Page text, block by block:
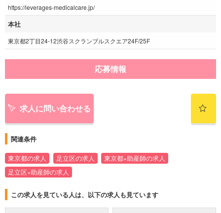
https://leverages-medicalcare.jp/
本社
東京都2丁目24-12渋谷スクランブルスクエア24F/25F
応募情報
求人に問い合わせる
関連条件
東京都の求人 足立区の求人
東京都×助産師の求人
足立区×助産師の求人
この求人を見ている人は、以下の求人も見ています